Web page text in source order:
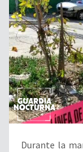
Durante la